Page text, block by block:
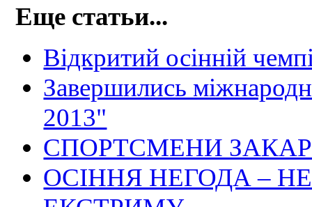
Еще статьи...
Відкритий осінній
Завершились
2013"
СПОРТСМЕНИ
ОСІННЯ НЕГОДА –